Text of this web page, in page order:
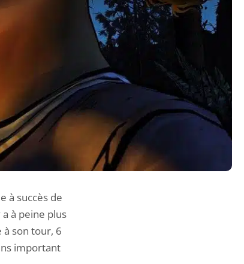
à succès de
à peine plus
son tour, 6
important